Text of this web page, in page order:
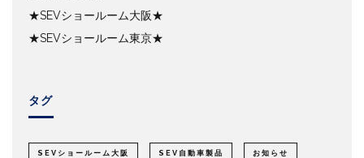
★SEVショールーム大阪★
★SEVショールーム東京★
タグ
SEVショールーム大阪 SEV自動車製品 お知らせ